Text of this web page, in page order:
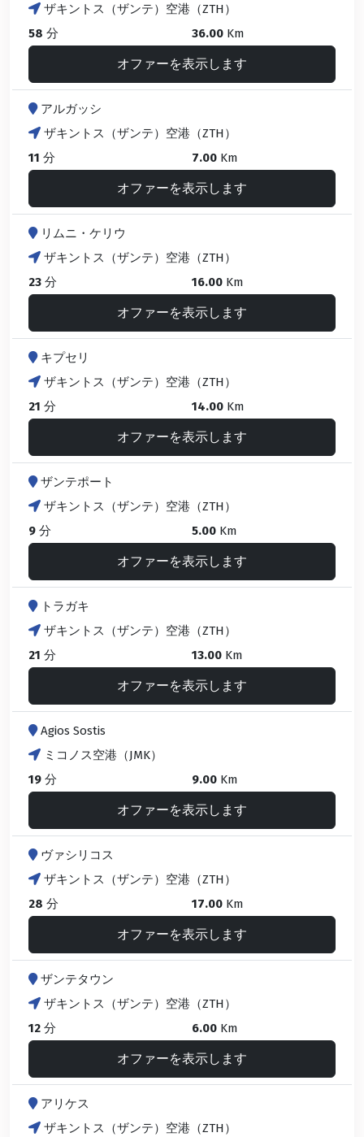
ザキントス（ザンテ）空港（ZTH）
58 分 36.00 Km
オファーを表示します
アルガッシ
ザキントス（ザンテ）空港（ZTH）
11 分 7.00 Km
オファーを表示します
リムニ・ケリウ
ザキントス（ザンテ）空港（ZTH）
23 分 16.00 Km
オファーを表示します
キプセリ
ザキントス（ザンテ）空港（ZTH）
21 分 14.00 Km
オファーを表示します
ザンテポート
ザキントス（ザンテ）空港（ZTH）
9 分 5.00 Km
オファーを表示します
トラガキ
ザキントス（ザンテ）空港（ZTH）
21 分 13.00 Km
オファーを表示します
Agios Sostis
ミコノス空港（JMK）
19 分 9.00 Km
オファーを表示します
ヴァシリコス
ザキントス（ザンテ）空港（ZTH）
28 分 17.00 Km
オファーを表示します
ザンテタウン
ザキントス（ザンテ）空港（ZTH）
12 分 6.00 Km
オファーを表示します
アリケス
ザキントス（ザンテ）空港（ZTH）